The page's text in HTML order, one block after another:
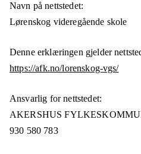
Navn på nettstedet:
Lørenskog videregående skole
Denne erklæringen gjelder
https://afk.no/lorenskog-vgs/
Ansvarlig for nettstedet:
AKERSHUS
930 580 783